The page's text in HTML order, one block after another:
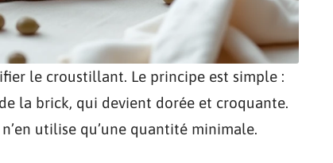
le croustillant. Le principe est simple :
la brick, qui devient dorée et croquante.
utilise qu’une quantité minimale.